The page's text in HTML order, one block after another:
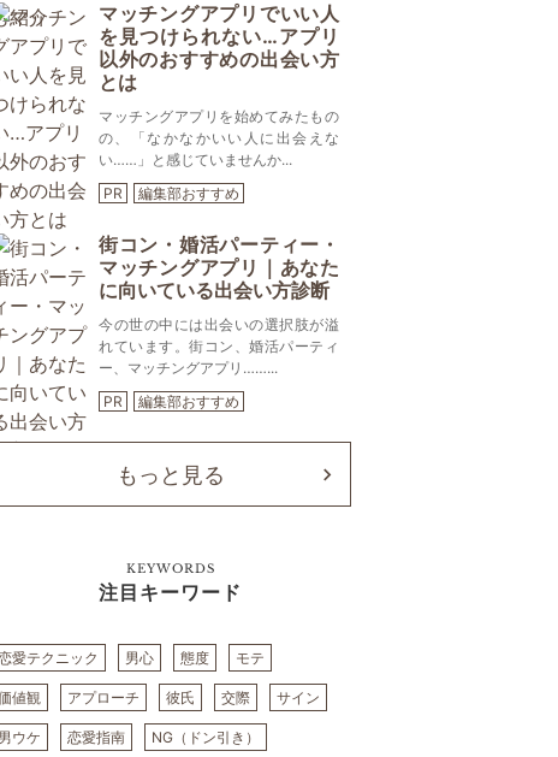
マッチングアプリでいい人
を見つけられない…アプリ
以外のおすすめの出会い方
とは
マッチングアプリを始めてみたもの
の、「なかなかいい人に出会えな
い……」と感じていませんか...
PR
編集部おすすめ
街コン・婚活パーティー・
マッチングアプリ｜あなた
に向いている出会い方診断
今の世の中には出会いの選択肢が溢
れています。街コン、婚活パーティ
ー、マッチングアプリ……...
PR
編集部おすすめ
もっと見る
KEYWORDS
注目キーワード
愛テクニック 男心 態度 モテ
値観 アプローチ 彼氏 交際 サイン
男ウケ 恋愛指南 NG（ドン引き）